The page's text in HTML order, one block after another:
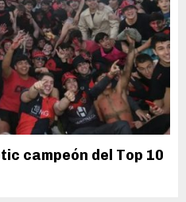
campeón del Top 10